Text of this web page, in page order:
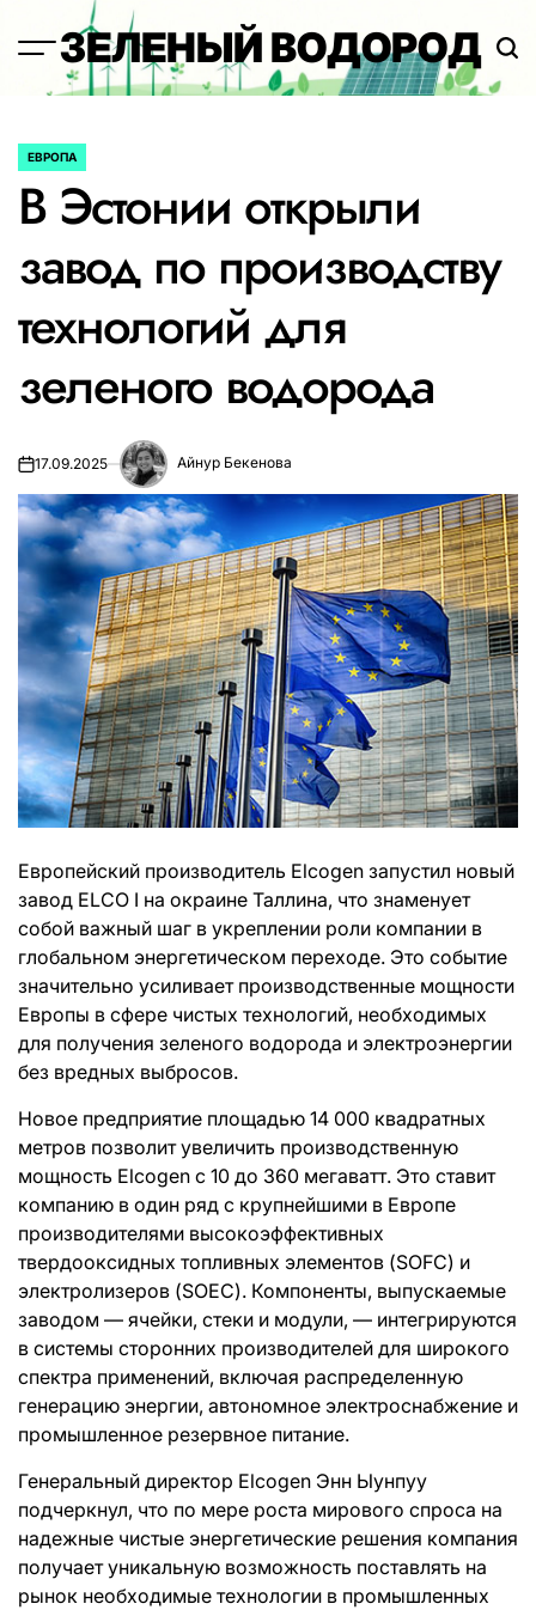
содержимому
ЗЕЛЕНЫЙ ВОДОРОД
ОПУБЛИКОВАНО
ЕВРОПА
В Эстонии открыли
завод по производству
технологий для
зеленого водорода
17.09.2025 Айнур Бекенова
Европейский производитель Elcogen запустил новый
завод ELCO I на окраине Таллина, что знаменует
собой важный шаг в укреплении роли компании в
глобальном энергетическом переходе. Это событие
значительно усиливает производственные мощности
Европы в сфере чистых технологий, необходимых
для получения зеленого водорода и электроэнергии
без вредных выбросов.
Новое предприятие площадью 14 000 квадратных
метров позволит увеличить производственную
мощность Elcogen с 10 до 360 мегаватт. Это ставит
компанию в один ряд с крупнейшими в Европе
производителями высокоэффективных
твердооксидных топливных элементов (SOFC) и
электролизеров (SOEC). Компоненты, выпускаемые
заводом — ячейки, стеки и модули, — интегрируются
в системы сторонних производителей для широкого
спектра применений, включая распределенную
генерацию энергии, автономное электроснабжение и
промышленное резервное питание.
Генеральный директор Elcogen Энн Ыунпуу
подчеркнул, что по мере роста мирового спроса на
надежные чистые энергетические решения компания
получает уникальную возможность поставлять на
рынок необходимые технологии в промышленных